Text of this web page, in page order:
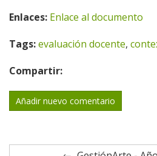
Enlaces: Enlace al documento
Tags:evaluación docente,
Compartir:
Añadir nuevo comentario